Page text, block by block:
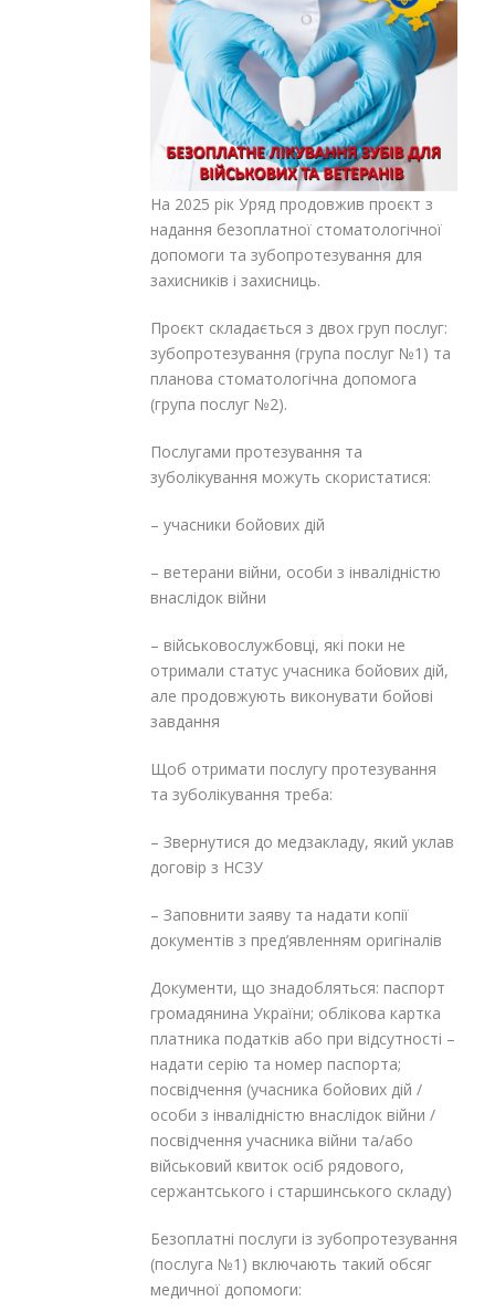
На 2025 рік Уряд продовжив проєкт з
надання безоплатної стоматологічної
допомоги та зубопротезування для
захисників і захисниць.
Проєкт складається з двох груп послуг:
зубопротезування (група послуг №1) та
планова стоматологічна допомога
(група послуг №2).
Послугами протезування та
зуболікування можуть скористатися:
– учасники бойових дій
– ветерани війни, особи з інвалідністю
внаслідок війни
– військовослужбовці, які поки не
отримали статус учасника бойових дій,
але продовжують виконувати бойові
завдання
Щоб отримати послугу протезування
та зуболікування треба:
– Звернутися до медзакладу, який уклав
договір з НСЗУ
– Заповнити заяву та надати копії
документів з пред’явленням оригіналів
Документи, що знадобляться: паспорт
громадянина України; облікова картка
платника податків або при відсутності –
надати серію та номер паспорта;
посвідчення (учасника бойових дій /
особи з інвалідністю внаслідок війни /
посвідчення учасника війни та/або
військовий квиток осіб рядового,
сержантського і старшинського складу)
Безоплатні послуги із зубопротезування
(послуга №1) включають такий обсяг
медичної допомоги: